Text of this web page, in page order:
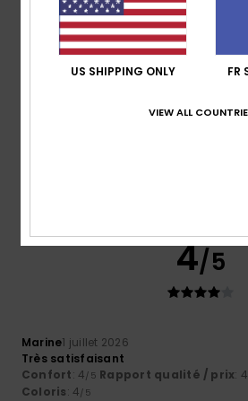
5 /5
4/5
Marine1 juillet 2026
Très satisfaisant
Confort: 4/5 Rapport qualité / prix: 4
Coloris: 4/5
US SHIPPING ONLY FR
VIEW ALL